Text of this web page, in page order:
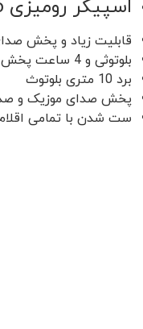
قابلیت زیاد و پخش
بلوتوثی و 4 ساعت پخش موزیک
برد 10 متری بلوتوث
پخش صدای موزیک و
ست شدن با تمامی